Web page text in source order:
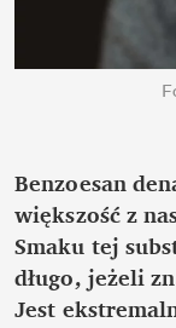
Benzoesan
większość z
Smaku tej
długo, jeżeli
Jest